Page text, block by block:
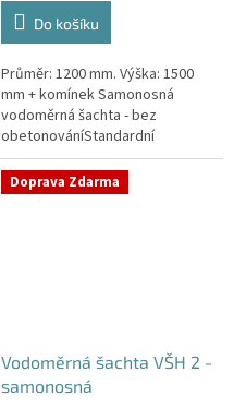
Do košíku
Průměr: 1200 mm. Výška: 1500
mm + komínek Samonosná
vodoměrná šachta - bez
obetonováníStandardní
prostupy šachty DN32 (jiné na
přání) Doba dodání 10-14 dní.
Český výrobek!...
Doprava Zdarma
Vodoměrná šachta VŠH 2 -
samonosná